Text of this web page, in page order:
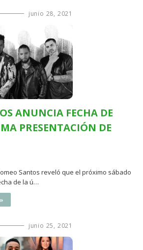
junio 28, 2021
ANUNCIA FECHA DE
PRESENTACIÓN DE
Santos reveló que el próximo sábado
de la ú…
junio 25, 2021